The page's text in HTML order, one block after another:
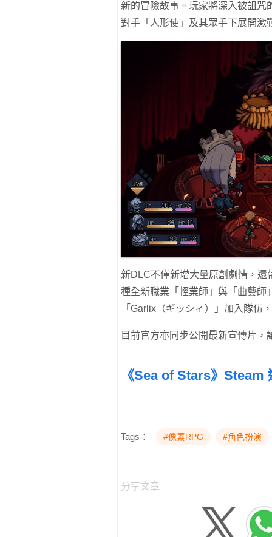
新的冒險故事。玩家將深入被詛咒
對手「人形使」及其眾手下展開激
新DLC不僅新增大量原創劇情，
種全新職業「輕業師」與「曲藝
「Garlix（ギッシィ）」加入隊伍
目前官方亦同步公開最新宣傳片
《Sea of Stars》Steam
Tags： #像素RPG #角色扮演
分享文章